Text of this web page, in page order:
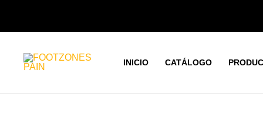
INICIO CATÁLOGO